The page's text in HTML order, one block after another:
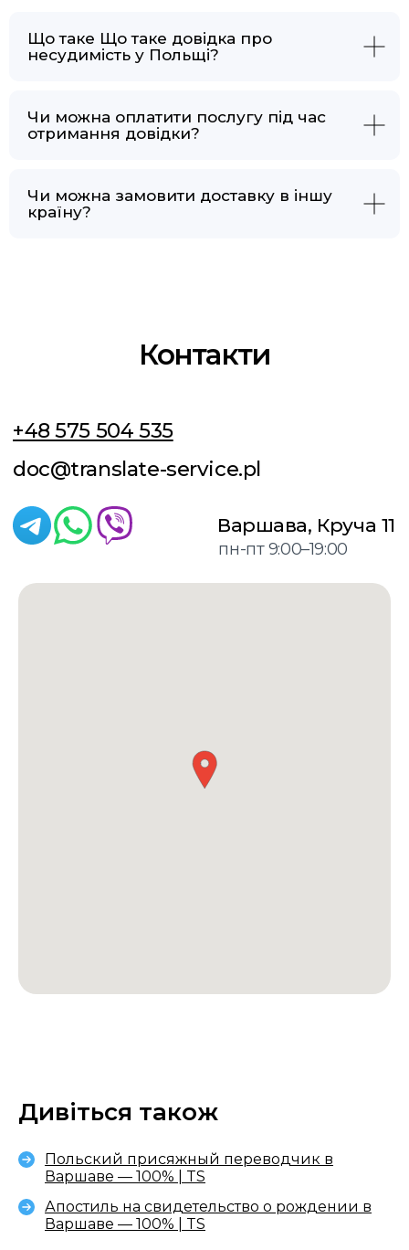
Що таке Що таке довідка про
несудимість у Польщі?
Чи можна оплатити послугу під час
отримання довідки?
Чи можна замовити доставку в іншу
країну?
Дивіться також
Польский присяжный переводчик в
Варшаве — 100% | TS
Апостиль на свидетельство о рождении в
Варшаве — 100% | TS